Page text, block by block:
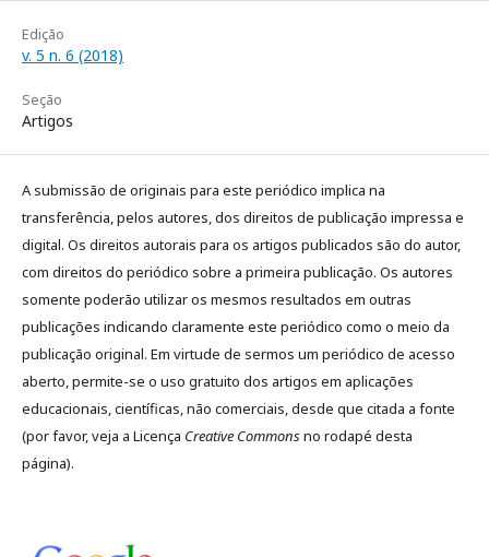
Edição
v. 5 n. 6 (2018)
Seção
Artigos
A submissão de originais para este periódico implica na
transferência, pelos autores, dos direitos de publicação impressa e
digital. Os direitos autorais para os artigos publicados são do autor,
com direitos do periódico sobre a primeira publicação. Os autores
somente poderão utilizar os mesmos resultados em outras
publicações indicando claramente este periódico como o meio da
publicação original. Em virtude de sermos um periódico de acesso
aberto, permite-se o uso gratuito dos artigos em aplicações
educacionais, científicas, não comerciais, desde que citada a fonte
(por favor, veja a Licença Creative Commonsno rodapé desta
página).